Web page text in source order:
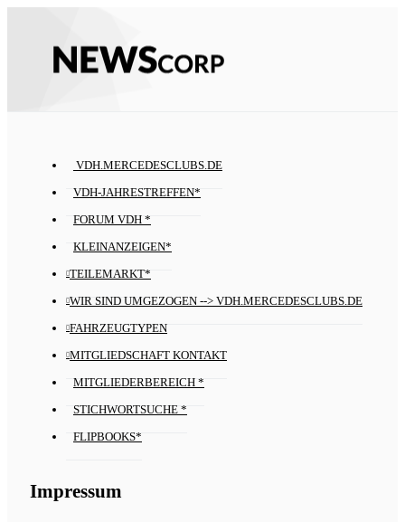
VDH.MERCEDESCLUBS.DE
VDH-JAHRESTREFFEN*
FORUM VDH *
KLEINANZEIGEN*
TEILEMARKT*
WIR SIND UMGEZOGEN --> VDH.MERCEDESCLUBS.DE
FAHRZEUGTYPEN
MITGLIEDSCHAFT KONTAKT
MITGLIEDERBEREICH *
STICHWORTSUCHE *
FLIPBOOKS*
Impressum